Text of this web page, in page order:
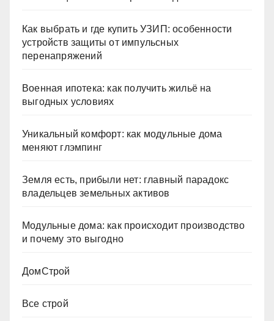
Как выбрать и где купить УЗИП: особенности
устройств защиты от импульсных
перенапряжений
Военная ипотека: как получить жильё на
выгодных условиях
Уникальный комфорт: как модульные дома
меняют глэмпинг
Земля есть, прибыли нет: главный парадокс
владельцев земельных активов
Модульные дома: как происходит производство
и почему это выгодно
ДомСтрой
Все строй